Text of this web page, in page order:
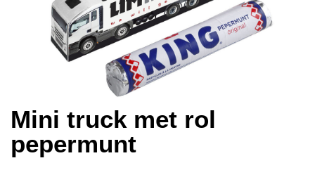
Mini truck met rol
pepermunt